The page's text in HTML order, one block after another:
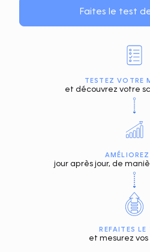
Faites le test
TESTEZ VOTRE
et découvrez votre
jour après jour, de
REFAITES LE
et mesurez